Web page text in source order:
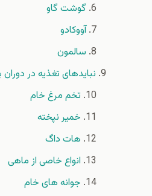
گوشت گاو
آووکادو
سالمون
نبایدهای تغذیه در دوران بارداری
تخم مرغ خام
خمیر نپخته
هات داگ
انواع خاصی از ماهی
جوانه های خام